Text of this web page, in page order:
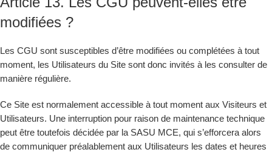
modifiées ?
Les CGU sont susceptibles d’être modifiées ou complétées à tout
moment, les Utilisateurs du Site sont donc invités à les consulter de
manière régulière.
Ce Site est normalement accessible à tout moment aux Visiteurs et
Utilisateurs. Une interruption pour raison de maintenance technique
peut être toutefois décidée par la SASU MCE, qui s’efforcera alors
de communiquer préalablement aux Utilisateurs les dates et heures